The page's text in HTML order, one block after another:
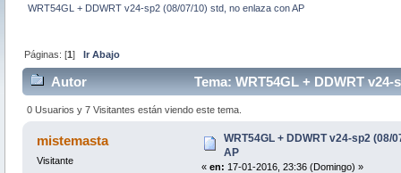
WRT54GL + DDWRT v24-sp2 (08/07/10) std, no enlaza con AP
Páginas: [1]Ir Abajo
Autor Tema: WRT54GL + DDWRT
0 Usuarios y 7 Visitantes están viendo este tema.
mistemasta
Visitante
WRT54GL + DDWRT v24-sp2 (08/
AP
« en: 17-01-2016, 23:36 (Domingo) »